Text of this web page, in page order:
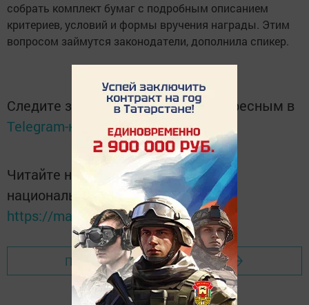
собрать комплект бумаг с подробным описанием
критериев, условий и формы вручения награды. Этим
вопросом займутся законодатели, дополнила спикер.
Следите за самым важным и интересным в
Telegram-каналеТатмедиа
Читайте новости Татарстана в
национальном мессенджере MАХ:
https://max.ru/tatmedia
Перейти на страницу новости